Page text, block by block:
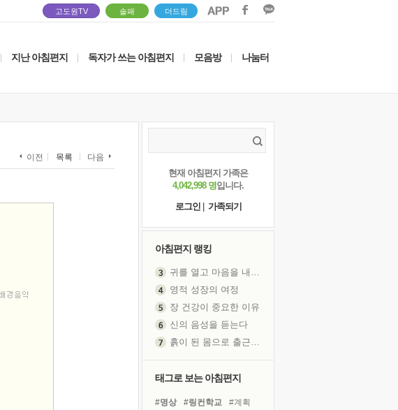
고도원TV 솔패 더드림
지난 아침편지 독자가 쓰는 아침편지 모음방 나눔터
이전 목록 다음
현재 아침편지 가족은
4,042,998 명입니다.
로그인
가족되기
아침편지 랭킹
귀를 열고 마음을 내어주고
영적 성장의 여정
장 건강이 중요한 이유
신의 음성을 듣는다
흙이 된 몸으로 출근하는 여자
태그로 보는 아침편지
#명상 #링컨학교
#계획